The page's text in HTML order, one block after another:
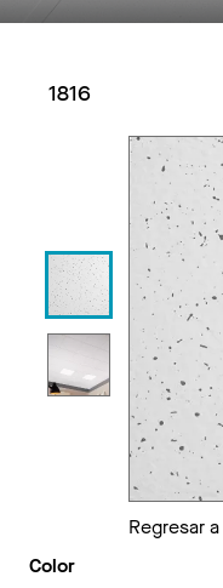
1816
Regresar a
Color